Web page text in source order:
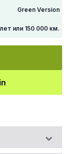
Green Version
или 150 000 км.